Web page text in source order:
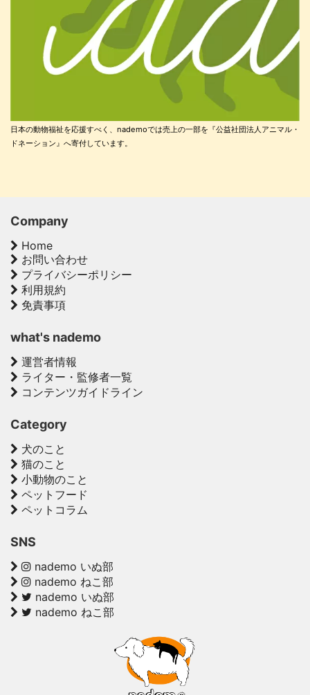
日本の動物福祉を応援すべく、nademoでは売上の一部を『公益社団法人アニマル・
ドネーション』へ寄付しています。
Company
Home
お問い合わせ
プライバシーポリシー
利用規約
免責事項
what's nademo
運営者情報
ライター・監修者一覧
コンテンツガイドライン
Category
犬のこと
猫のこと
小動物のこと
ペットフード
ペットコラム
SNS
nademo いぬ部
nademo ねこ部
nademo いぬ部
nademo ねこ部